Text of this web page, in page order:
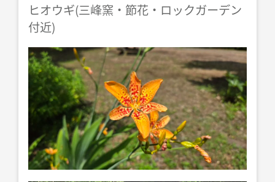
ヒオウギ(三峰窯・節花・ロックガーデン
付近)